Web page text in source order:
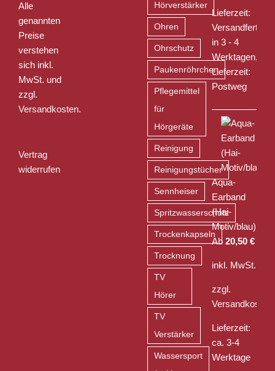
Alle
genannten
Preise
verstehen
sich inkl.
MwSt. und
zzgl.
Versandkosten.
Vertrag
widerrufen
Hörverstärker
Ohren
Ohrschutz
Paukenröhrchen
Pflegemittel
für
Hörgeräte
Reinigung
Reinigungstücher
Sennheiser
Spritzwasserschutz
Trockenkapseln
Trocknung
TV
Hörer
TV
Verstärker
Wassersport
Lieferzeit:
Versandfertig
in 3 - 4
Werktagen,
Lieferzeit:
Postweg
Aqua-
Earband
(Hai-
Motiv/blau)
Ab 20,50 €
inkl. MwSt.
zzgl.
Versandkosten
Lieferzeit:
ca. 3-4
Werktage